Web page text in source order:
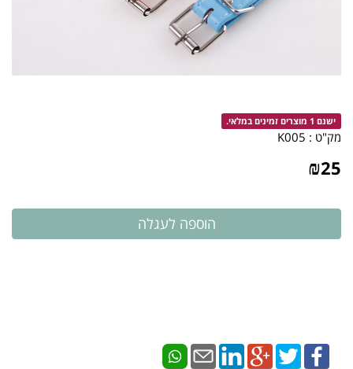
ישנם 1 מוצרים זמינים במלאי.
מק"ט : K005
₪25